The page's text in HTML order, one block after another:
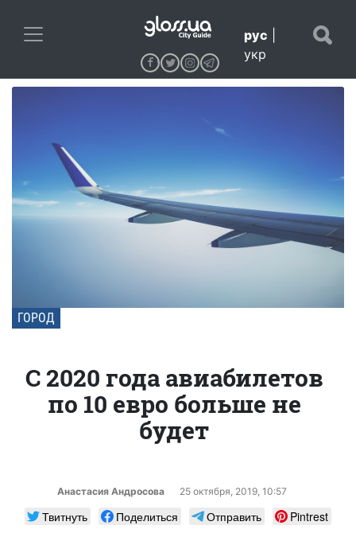
рус
укр
ГОРОД
С 2020 года авиабилетов
по 10 евро больше не
будет
Анастасия Андросова 25 октября, 2019, 10:57
Твитнуть Поделиться Отправить
Pintrest